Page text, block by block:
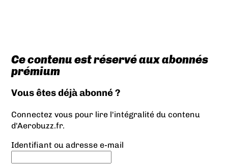
Ce contenu est réservé aux abonnés
prémium
Vous êtes déjà abonné ?
Connectez vous pour lire l'intégralité du contenu
d'Aerobuzz.fr.
Identifiant ou adresse e-mail